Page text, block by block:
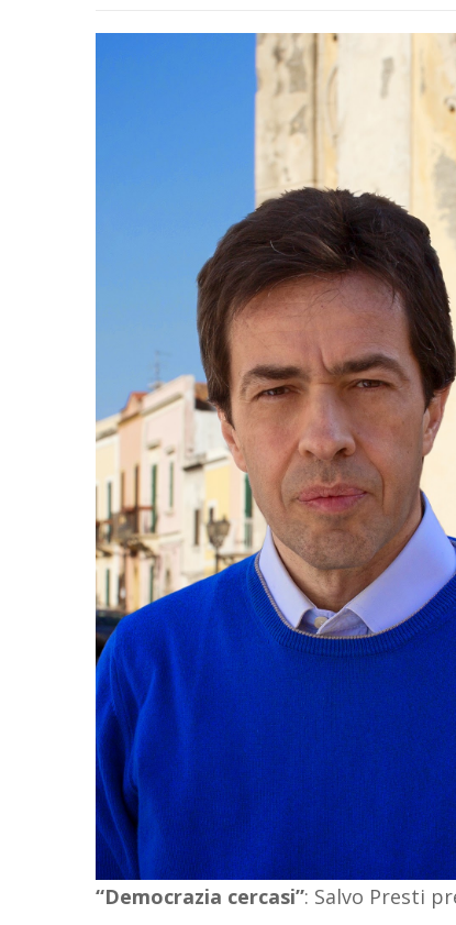
“Democrazia cercasi”: Salvo Presti